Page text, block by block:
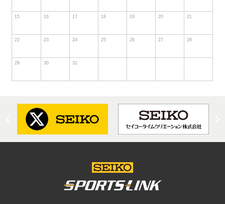
15 16 17 18 19 20 21
22 23 24 25 26 27 28
29 30 31